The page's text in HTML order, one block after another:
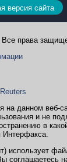
версия сайта
Все права
данном веб-
и не
в
Интерфакса.
использует
соглашаетесь